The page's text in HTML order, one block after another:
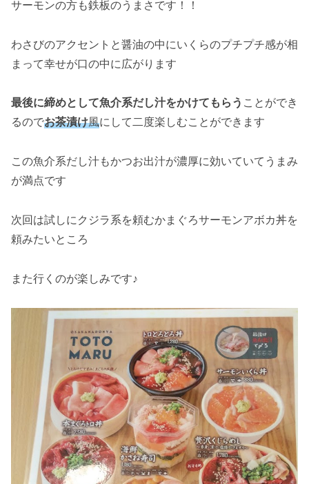
サーモンの方も鉄板のうまさです！！
わさびのアクセントと醤油の中にいくらのプチプチ感が相
まって幸せが口の中に広がります
最後に締めとして魚介系だし汁をかけてもらう ことができ
るのでお茶漬け風にして二度楽しむことができます
この魚介系だし汁もかつお出汁が濃厚に効いていてうまみ
が満点です
次回は試しにクジラ系を頼むかまぐろサーモンアボカ丼を
頼みたいところ
また行くのが楽しみです♪